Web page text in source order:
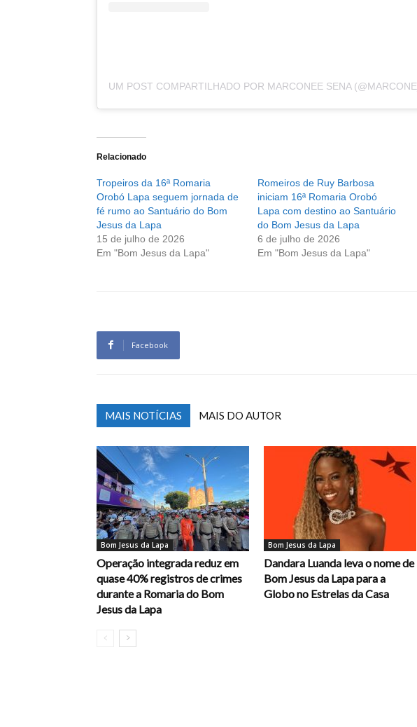
Relacionado
Tropeiros da 16ª Romaria
Orobó Lapa seguem jornada de
fé rumo ao Santuário do Bom
Jesus da Lapa
15 de julho de 2026
Em "Bom Jesus da Lapa"
Romeiros de Ruy Barbosa
iniciam 16ª Romaria Orobó
Lapa com destino ao Santuário
do Bom Jesus da Lapa
6 de julho de 2026
Em "Bom Jesus da Lapa"
Facebook
MAIS NOTÍCIAS MAIS DO AUTOR
Bom Jesus da Lapa
Operação integrada reduz em
quase 40% registros de crimes
durante a Romaria do Bom
Jesus da Lapa
Bom Jesus da Lapa
Dandara Luanda leva o nome de
Bom Jesus da Lapa para a
Globo no Estrelas da Casa